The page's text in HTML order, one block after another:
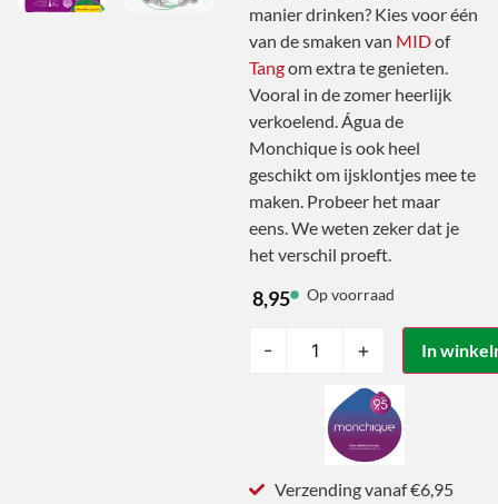
manier drinken? Kies voor één
van de smaken van MIDof
Tangom extra te genieten.
Vooral in de zomer heerlijk
verkoelend. Água de
Monchique is ook heel
geschikt om ijsklontjes mee te
maken. Probeer het maar
eens. We weten zeker dat je
het verschil proeft.
8,95 Op voorraad
- + In
Verzending vanaf €6,95